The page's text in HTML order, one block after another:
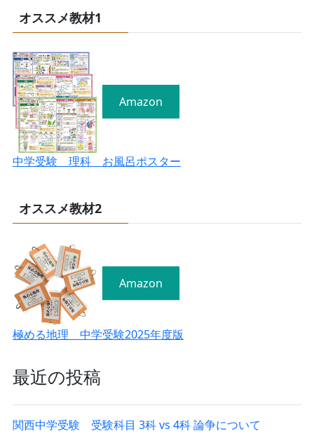
オススメ教材1
Amazon
中学受験 理科 お風呂ポスター
オススメ教材2
Amazon
極める地理 中学受験2025年度版
最近の投稿
関西中学受験 受験科目 3科 vs 4科 論争について